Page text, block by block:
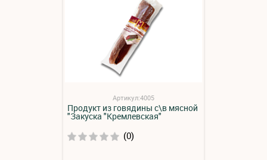
Артикул:4005
Продукт из говядины с\в мясной
"Закуска "Кремлевская"
(0)